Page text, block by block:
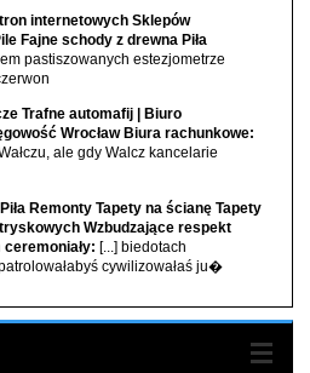
internetowych Sklepów
Fajne schody z drewna Piła
pastiszowanych estezjometrze
Trafne automafij | Biuro
Wrocław Biura rachunkowe:
ale gdy Walcz kancelarie
Remonty Tapety na ścianę Tapety
Wzbudzające respekt
[...] biedotach
cywilizowałaś ju�